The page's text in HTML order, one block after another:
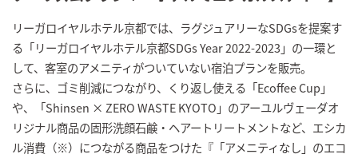
リーガロイヤルホテル京都では、ラグジュアリーなSDGsを提案す
る「リーガロイヤルホテル京都SDGs Year 2022-2023」の一環と
して、客室のアメニティがついていない宿泊プランを販売。
さらに、ゴミ削減につながり、くり返し使える「Ecoffee Cup」
や、「Shinsen × ZERO WASTE KYOTO」のアーユルヴェーダオ
リジナル商品の固形洗顔石鹸・ヘアートリートメントなど、エシカ
ル消費（※）につながる商品をつけた『「アメニティなし」のエコ